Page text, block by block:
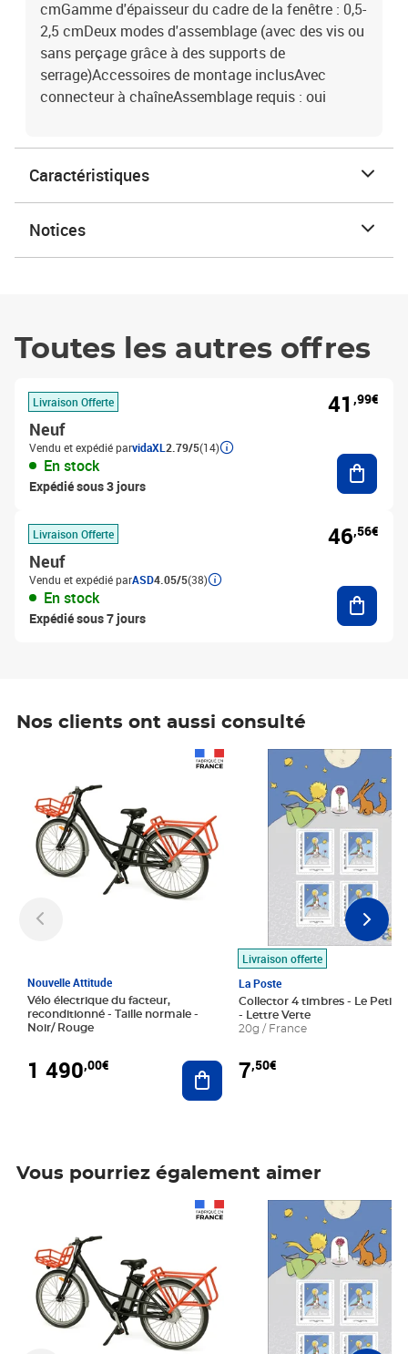
cmGamme d'épaisseur du cadre de la fenêtre : 0,5-
2,5 cmDeux modes d'assemblage (avec des vis ou
sans perçage grâce à des supports de
serrage)Accessoires de montage inclusAvec
connecteur à chaîneAssemblage requis : oui
Caractéristiques
Notices
Toutes les autres offres
Livraison Offerte
Neuf
Vendu et expédié parvidaXL 2.79/5(14)
En stock
Expédié sous 3 jours
41 ,99€
Livraison Offerte
Neuf
Vendu et expédié parASD4.05/5(38)
En stock
Expédié sous 7 jours
46,56€
Nos clients ont aussi consulté
Nouvelle Attitude
Vélo électrique du facteur,
reconditionné - Taille normale -
Noir/ Rouge
1 490,00€ Ajouter au panier
Livraison offerte
La Poste
Collector 4 timbres - Le Petit
- Lettre Verte
20g / France
7,50€
Prix 7,50€
Vous pourriez également aimer
Prix 7,50€